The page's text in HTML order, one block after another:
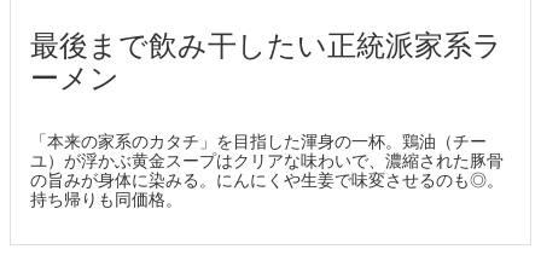
最後まで飲み干したい正統派家系ラ
ーメン
「本来の家系のカタチ」を目指した渾身の一杯。鶏油（チー
ユ）が浮かぶ黄金スープはクリアな味わいで、濃縮された豚骨
の旨みが身体に染みる。にんにくや生姜で味変させるのも◎。
持ち帰りも同価格。